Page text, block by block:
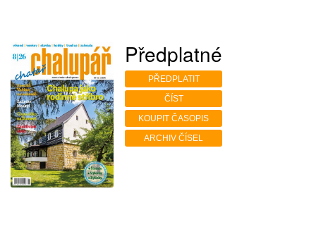
Předplatné
PŘEDPLATIT
ČÍST
KOUPIT ČASOPIS
ARCHIV ČÍSEL